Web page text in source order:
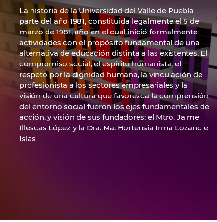
La historia de la Universidad del Valle de Puebla
parte del año 1981, constituida legalmente el 5 de
marzo de 1981, año en el cual inició formalmente
actividades con el propósito fundamental de una
alternativa de educación distinta a las existentes. El
compromiso social, el espíritu humanista, el
respeto por la dignidad humana, la vinculación de
profesionista a los sectores empresariales y la
visión de una cultura que favorezca la comprensión
del entorno social fueron los ejes fundamentales de
acción, y visión de sus fundadores: el Mtro. Jaime
Illescas López y la Dra. Ma. Hortensia Irma Lozano e
Islas